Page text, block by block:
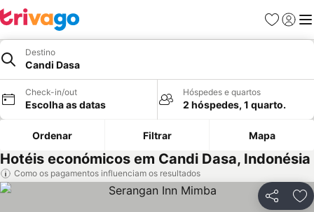
Favoritos
Iniciar
Destino
Candi Dasa
Check-in/out
Escolha as datas
Hóspedes e quartos
2 hóspedes, 1 quarto.
Ordenar Filtrar Mapa
Hotéis económicos em Candi Dasa, Indonésia
Como os pagamentos influenciam os resultados
Partilhar